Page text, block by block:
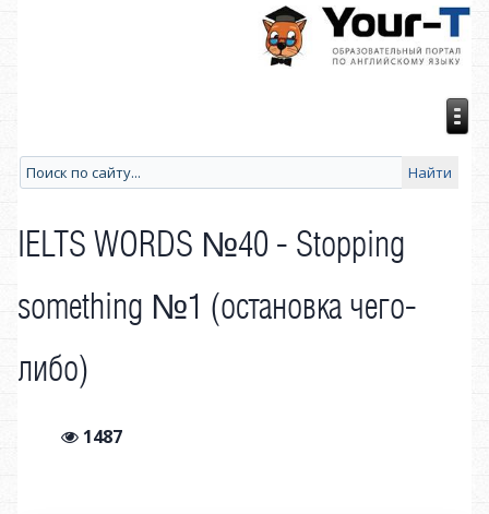
IELTS WORDS №40 - Stopping
something №1 (остановка чего-
либо)
1487